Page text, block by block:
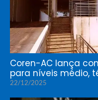
Coren-AC lança
para níveis médio,
22/12/2025